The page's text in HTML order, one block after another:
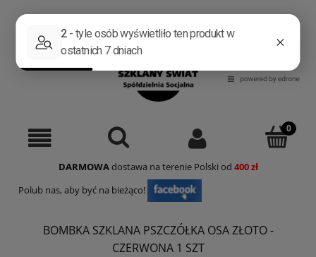
DARMOWAdostawa na terenie Polski od 400 zł
Polub nas, aby być na bieżąco!
BOMBKA SZKLANA PSZCZÓŁKA OSA ZŁOTO -
CZERWONA 1 SZT